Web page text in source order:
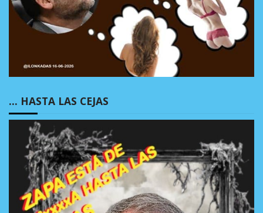
… HASTA LAS CEJAS